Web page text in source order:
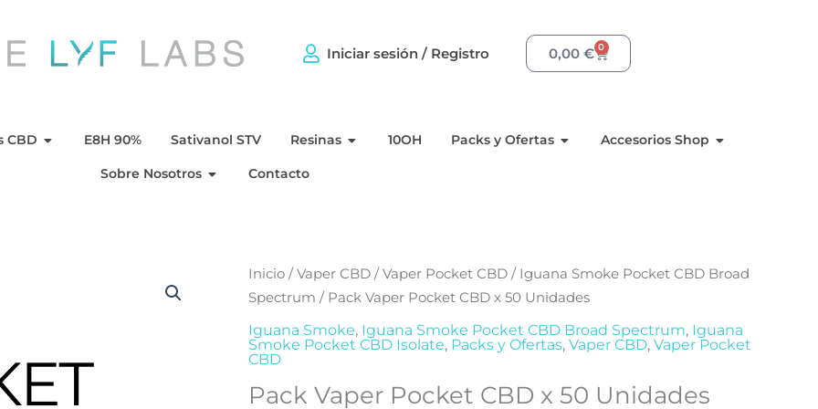
Iniciar sesión / Registro 0,00 € 0
Carrito
CBD
CBD Aperto Flores CBD
E8H 90% Sativanol STV Resinas Aperto Resinas
10OH Packs y Ofertas Aperto Packs y Ofertas
Accesorios Shop Aperto
Sobre Nosotros Aperto Sobre Nosotros
Contacto
Inicio / Vaper CBD / Vaper Pocket CBD / Iguana Smoke Pocket CBD Broad
Spectrum / Pack Vaper Pocket CBD x 50 Unidades
Iguana Smoke, Iguana Smoke Pocket CBD Broad Spectrum, Iguana
Smoke Pocket CBD Isolate, Packs y Ofertas, Vaper CBD, Vaper Pocket
CBD
Pack Vaper Pocket CBD x 50 Unidades